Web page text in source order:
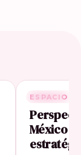
ESPACIO
México